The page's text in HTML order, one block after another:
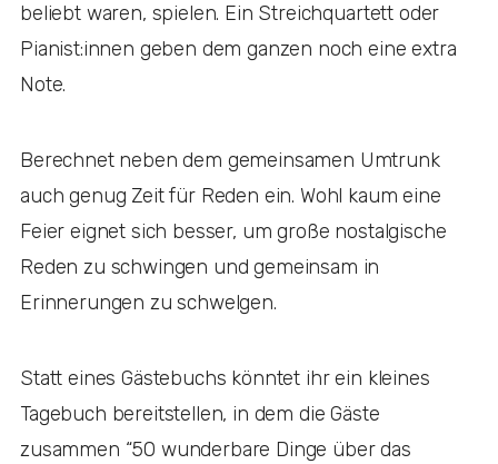
beliebt waren, spielen. Ein Streichquartett oder
Pianist:innen geben dem ganzen noch eine extra
Note.
Berechnet neben dem gemeinsamen Umtrunk
auch genug Zeit für Reden ein. Wohl kaum eine
Feier eignet sich besser, um große nostalgische
Reden zu schwingen und gemeinsam in
Erinnerungen zu schwelgen.
Statt eines Gästebuchs könntet ihr ein kleines
Tagebuch bereitstellen, in dem die Gäste
zusammen “50 wunderbare Dinge über das